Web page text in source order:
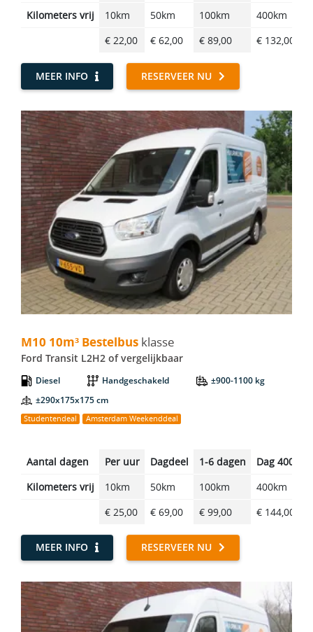
Kilometers vrij 10km 50km 100km
400km
€ 22,00
€ 62,00 € 89,00 € 132,00
MEER INFO RESERVEER NU
M10 10m³ Bestelbus klasse
Ford Transit L2H2 of vergelijkbaar
Diesel Handgeschakeld
±900-1100 kg
±290x175x175 cm
Studentendeal Amsterdam Weekenddeal
Aantal dagen Per uur Dagdeel 1-6 dagen
Dag 400km
Kilometers vrij
10km 50km 100km
400km
€ 25,00
€ 69,00 € 99,00 € 144,00
MEER INFO RESERVEER NU